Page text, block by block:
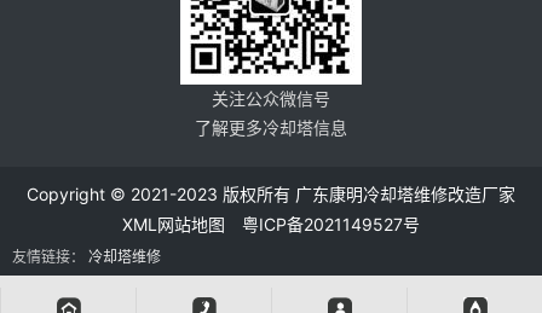
关注公众微信号
了解更多冷却塔信息
Copyright © 2021-2023 版权所有 广东康明冷却塔维修改造厂家
XML网站地图
粤ICP备2021149527号
友情链接： 冷却塔维修